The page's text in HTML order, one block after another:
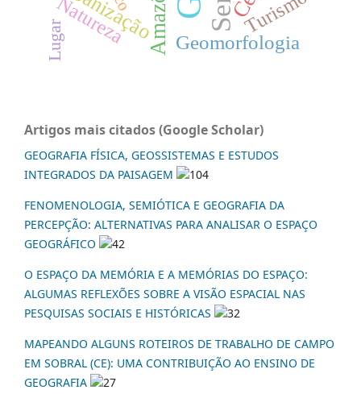
Geomorfologia
Turismo
Natureza
Lugar
Artigos mais citados (Google Scholar)
GEOGRAFIA FÍSICA, GEOSSISTEMAS E ESTUDOS
INTEGRADOS DA PAISAGEM
104
FENOMENOLOGIA, SEMIÓTICA E GEOGRAFIA DA
PERCEPÇÃO: ALTERNATIVAS PARA ANALISAR O ESPAÇO
GEOGRÁFICO
42
O ESPAÇO DA MEMÓRIA E A MEMÓRIAS DO ESPAÇO:
ALGUMAS REFLEXÕES SOBRE A VISÃO ESPACIAL NAS
PESQUISAS SOCIAIS E HISTÓRICAS
32
MAPEANDO ALGUNS ROTEIROS DE TRABALHO DE CAMPO
EM SOBRAL (CE): UMA CONTRIBUIÇÃO AO ENSINO DE
GEOGRAFIA
27